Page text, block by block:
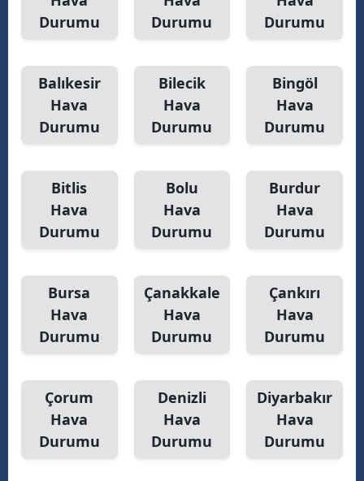
Durumu
Durumu
Durumu
Balıkesir
Hava
Durumu
Bilecik
Hava
Durumu
Bingöl
Hava
Durumu
Bitlis
Hava
Durumu
Bolu
Hava
Durumu
Burdur
Hava
Durumu
Bursa
Hava
Durumu
Çanakkale
Hava
Durumu
Çankırı
Hava
Durumu
Çorum
Hava
Durumu
Denizli
Hava
Durumu
Diyarbakır
Hava
Durumu